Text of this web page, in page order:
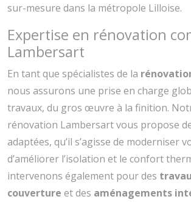
sur-mesure dans la métropole Lilloise.
Expertise en rénovation
Lambersart
En tant que spécialistes de la
nous assurons une prise en charge
travaux, du gros œuvre à la finition.
rénovation Lambersart vous propose
adaptées, qu’il s’agisse de moderniser
d’améliorer l’isolation et le confort
intervenons également pour des
couverture et des aménagements